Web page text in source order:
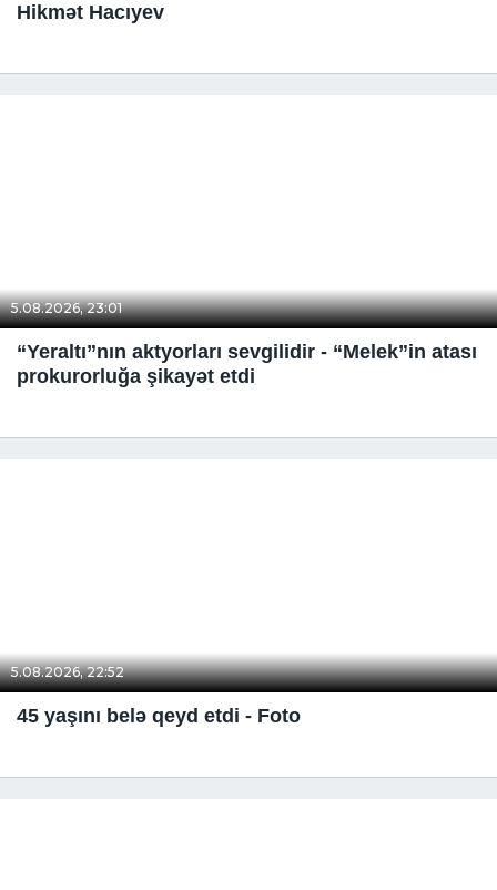
Hikmət Hacıyev
5.08.2026, 23:01
“Yeraltı”nın aktyorları sevgilidir - “Melek”in atası
prokurorluğa şikayət etdi
5.08.2026, 22:52
45 yaşını belə qeyd etdi - Foto